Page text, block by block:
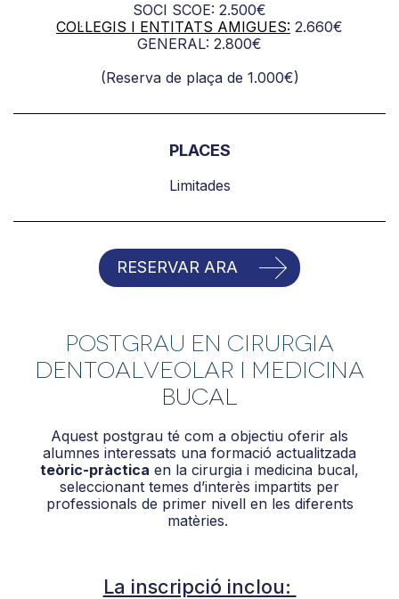
SOCI SCOE: 2.500€
COL·LEGIS I ENTITATS AMIGUES: 2.660€
GENERAL: 2.800€
(Reserva de plaça de 1.000€)
PLACES
Limitades
RESERVAR ARA
Postgrau en Cirurgia
Dentoalveolar i Medicina
Bucal
Aquest postgrau té com a objectiu oferir als
alumnes interessats una formació actualitzada
teòric-pràctica en la cirurgia i medicina bucal,
seleccionant temes d’interès impartits per
professionals de primer nivell en les diferents
matèries.
La inscripció inclou: